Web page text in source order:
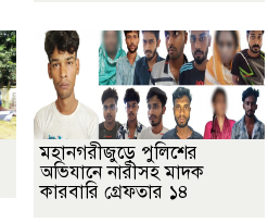
মহানগরীজুড়ে পুলিশের
অভিযানে নারীসহ মাদক
কারবারি গ্রেফতার ১৪